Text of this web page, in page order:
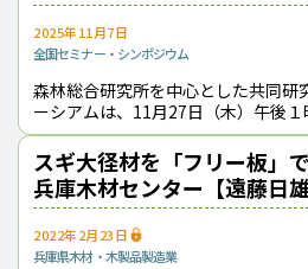
（トップ画像＝２つの会場で行われた見
た、画像は西播磨会場）
Tajima TAPOSキクカワエンタープライズ
但馬木造住宅振興協議会
兵庫県立農林水産技術総合センター森林
『林政ニュース』編
おかげさまで、1994年
2025年11月7日
全国セミナー・シンポジウム
森林総合研究所を中心とした共同研
ーシアムは、11月27日（木）午後
クリエひめじで大径材の有効利用に
開催し、オンライン配信も行う
スギ大径材を「フリー板」
兵庫木材センター【遠藤日
＆対論】
2022年2月23日
兵庫県木材・木製品製造業